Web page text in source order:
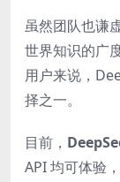
虽然团队也谦
世界知识的广
用户来说，
择之一。
目前，
API 均可体验